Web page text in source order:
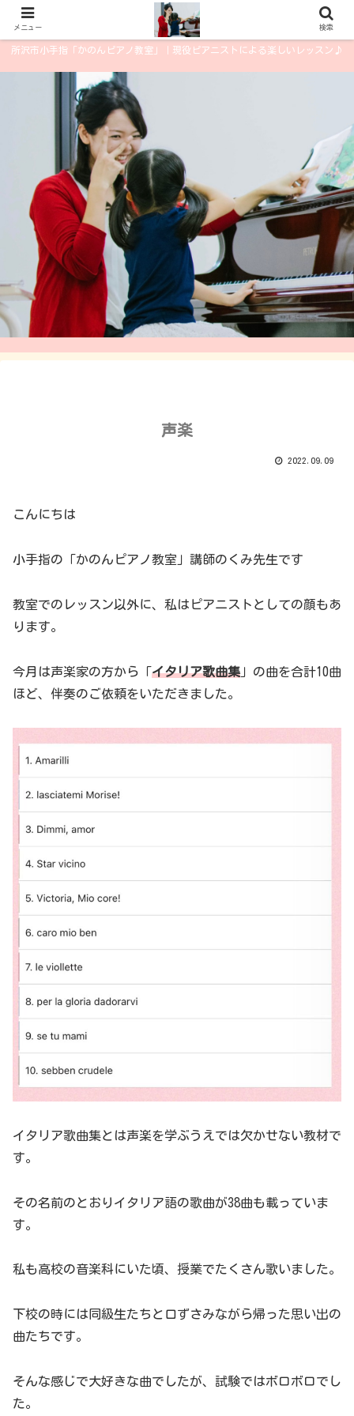
所沢市小手指「かのんピアノ教室」｜現役ピアニストによる楽しいレッスン♪
声楽
2022.09.09
こんにちは
小手指の「かのんピアノ教室」講師のくみ先生です
教室でのレッスン以外に、私はピアニストとしての顔もあ
ります。
今月は声楽家の方から「イタリア歌曲集 」の曲を合計10曲
ほど、伴奏のご依頼をいただきました。
イタリア歌曲集とは声楽を学ぶうえでは欠かせない教材で
す。
その名前のとおりイタリア語の歌曲が38曲も載っていま
す。
私も高校の音楽科にいた頃、授業でたくさん歌いました。
下校の時には同級生たちと口ずさみながら帰った思い出の
曲たちです。
そんな感じで大好きな曲でしたが、試験ではボロボロでし
た。
メニュー 検索